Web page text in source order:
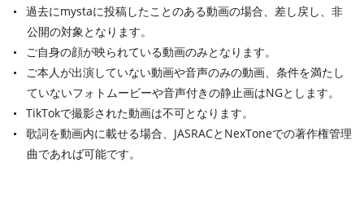
過去にmystaに投稿したことのある動画の場合、差し戻し、非
公開の対象となります。
ご自身の顔が映られている動画のみとなります。
ご本人が出演していない動画や音声のみの動画、条件を満たし
ていないフォトムービーや音声付きの静止画はNGとします。
TikTokで撮影された動画は不可となります。
歌詞を動画内に載せる場合、JASRACとNexToneでの著作権管理
曲であれば可能です。